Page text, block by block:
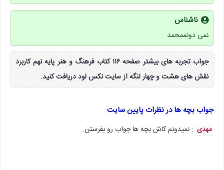
ناشناس
نمی دونممحمد
جواب تجربه های بیشتر صفحه ۱۱۶ کتاب فرهنگ و هنر پایه نهم کاربرد
نقش های هشت و چهار لنگه از سایت نکس لود دریافت کنید.
جواب بچه ها در نظرات پایین سایت
مهدی : نمیدونم کاش بچه ها جواب رو بفرستن.